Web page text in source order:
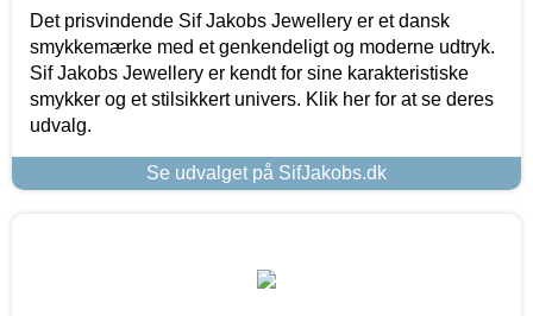
Det prisvindende Sif Jakobs Jewellery er et dansk
smykkemærke med et genkendeligt og moderne udtryk.
Sif Jakobs Jewellery er kendt for sine karakteristiske
smykker og et stilsikkert univers. Klik her for at se deres
udvalg.
Se udvalget på SifJakobs.dk